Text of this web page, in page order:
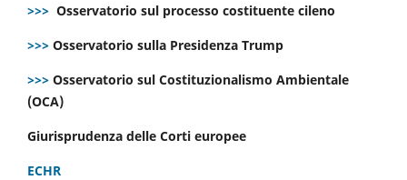
>>> Osservatorio sul processo costituente cileno
>>> Osservatorio sulla Presidenza Trump
>>> Osservatorio sul Costituzionalismo Ambientale
(OCA)
Giurisprudenza delle Corti europee
ECHR